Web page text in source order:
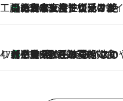
工藤まやのおもてなしハワイ
2026.8.6
【ハワイ土産】ローカルの絶大な支持で復活！ 絶品の幻クッキー《元ファンの日本人女性が受け継いだ名店》
47都道府県の手みやげ ひんやりスイーツで夏を満喫
2026.8.6
【三重県】この夏絶対食べたい 冷やしておいしいおやつ3選 お餅×アイスの新感覚スイーツ